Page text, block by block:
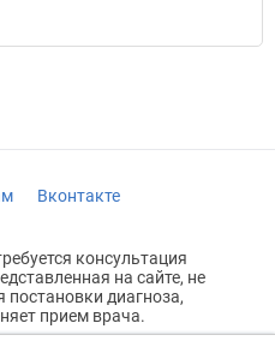
Вконтакте
консультация
на сайте, не
диагноза,
прием врача.